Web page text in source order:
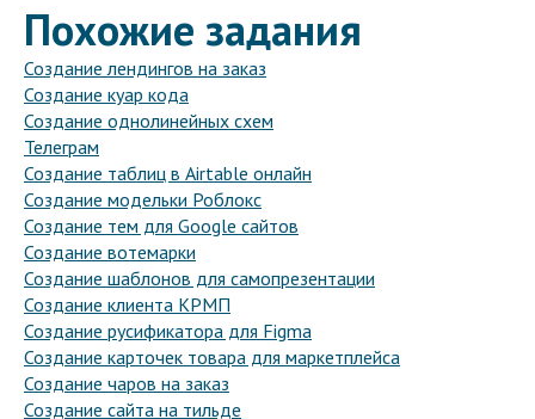
Похожие задания
Создание лендингов на заказ
Создание куар кода
Создание однолинейных схем
Телеграм
Создание таблиц в Airtable онлайн
Создание модельки Роблокс
Создание тем для Google сайтов
Создание вотемарки
Создание шаблонов для самопрезентации
Создание клиента КРМП
Создание русификатора для Figma
Создание карточек товара для маркетплейса
Создание чаров на заказ
Создание сайта на тильде